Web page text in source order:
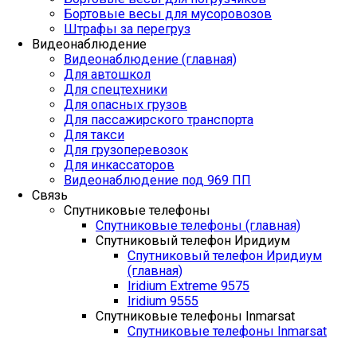
Бортовые весы для мусоровозов
Штрафы за перегруз
Видеонаблюдение
Видеонаблюдение (главная)
Для автошкол
Для спецтехники
Для опасных грузов
Для пассажирского транспорта
Для такси
Для грузоперевозок
Для инкассаторов
Видеонаблюдение под 969 ПП
Связь
Спутниковые телефоны
Спутниковые телефоны (главная)
Спутниковый телефон Иридиум
Спутниковый телефон Иридиум
(главная)
Iridium Extreme 9575
Iridium 9555
Спутниковые телефоны Inmarsat
Спутниковые телефоны Inmarsat